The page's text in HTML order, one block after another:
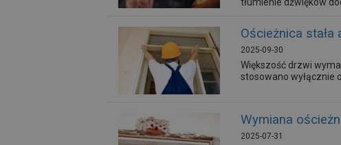
tłumienie dźwięków
Ościeżnica stała
2025-09-30
Większość drzwi
stosowano wyłącznie
Wymiana
2025-07-31